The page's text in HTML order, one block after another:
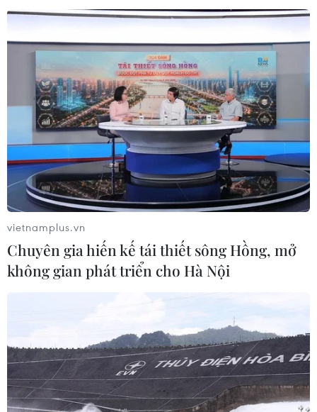
Sai sót trong kỳ thi tuyển sinh lớp 10 ở
Thái Bình: "Không có yếu tố tiêu cực"
Ông Đặng Xuân Phong - Phó Giám đốc Sở Giáo dục và
Đào tạo tỉnh Thái Bình, mong muốn nhận được sự ủng
hộ của phụ huynh, học sinh, đồng thời nhấn mạnh
những sai sót không có yếu tố tiêu cực.
Thái Bình công bố điểm chuẩn Kỳ thi vào
vietnamplus.vn
Chuyên gia hiến kế tái thiết sông Hồng, mở
không gian phát triển cho Hà Nội